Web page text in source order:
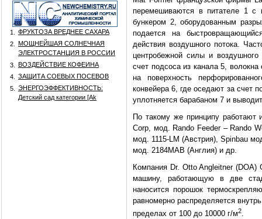
1.
ФРУКТОЗА ВРЕДНЕЕ САХАРА
2.
МОЩНЕЙШАЯ СОЛНЕЧНАЯ
ЭЛЕКТРОСТАНЦИЯ В РОССИИ
3.
ВОЗДЕЙСТВИЕ КОФЕИНА
4.
ЗАЩИТА СОЕВЫХ ПОСЕВОВ
5.
ЭНЕРГОЭФФЕКТИВНОСТЬ:
Детский сад категории [Аk
перемешиваются в питателе 1 с
бункером 2, оборудованным
подается на
действия воздушного потока.
центробежной силы и
счет подсоса из канала 5,
на поверхность
конвейера 6, где оседают за счет
уплотняется барабаном 7 и
По такому же принципу работают
Corp, мод. Rando Feeder – Rando
мод. 1115-LM (Австрия), Spinbau
мод. 2184MAB (Англия) и др.
Компания Dr. Otto Angleitner
машину, работающую в две
наносится порошок
равномерно распределяется
пределах от 100 до 10000 г/м2.